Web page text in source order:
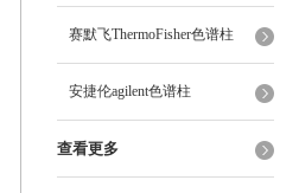
赛默飞ThermoFisher色谱柱
安捷伦agilent色谱柱
查看更多